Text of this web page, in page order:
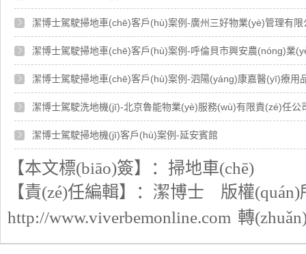
潔博士駕駛掃地車(chē)客戶(hù)案例-廣州三好物業(yè)管理有限
潔博士駕駛掃地車(chē)客戶(hù)案例-呼倫貝市興安農(nóng)業
潔博士駕駛掃地車(chē)客戶(hù)案例-泗陽(yáng)康嘉醫(yī)療用
潔博士駕駛洗地機(jī)-北京魯能物業(yè)服務(wù)有限責(zé)任公
潔博士駕駛掃地機(jī)客戶(hù)案例-延安賓館
【本文標(biāo)簽】： 掃地車(chē)
【責(zé)任編輯】： 潔博士
版權(quán)
http://www.viverbemonline.com 轉